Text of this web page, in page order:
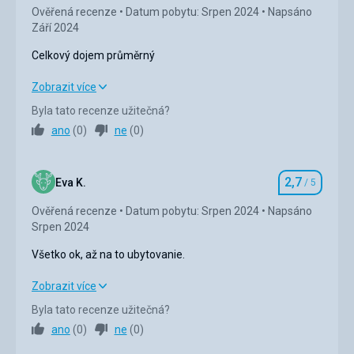
Ubytování
Služby
Ověřená recenze Datum pobytu: Srpen 2024
Napsáno
Září 2024
Celkový dojem průměrný
Celkový dojem průměrný
Strava
Okolí 3,0/ 5
Služby 2,0/ 5
Pláž
nejbližší pláže nás nenadchly, tak jsme chodili na
vzdálenější Saradari
Zobrazit více
Byla tato recenze užitečná?
ano (0) ne (0)
Eva K. Hodnocení
2,7 / 5
Ověřená recenze Datum pobytu: Srpen 2024
Napsáno
Srpen 2024
Všetko ok, až na to ubytovanie.
Všetko ok, až na to ubytovanie.
Strava
Zobrazit více
Byla tato recenze užitečná?
ano (0) ne (0)